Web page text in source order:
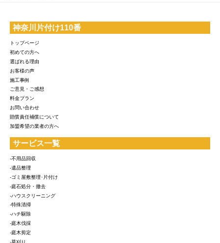
神奈川片付け110番
トップページ
初めての方へ
選ばれる理由
お客様の声
施工事例
ご意見・ご感想
料金プラン
お問い合わせ
賠償責任補償について
加盟希望の業者の方へ
サービス一覧
-不用品回収
-遺品整理
-ゴミ屋敷整理･片付け
-庭石処分・撤去
-ハウスクリーニング
-特殊清掃
-ハチ駆除
-庭木伐採
-庭木剪定
-草刈り